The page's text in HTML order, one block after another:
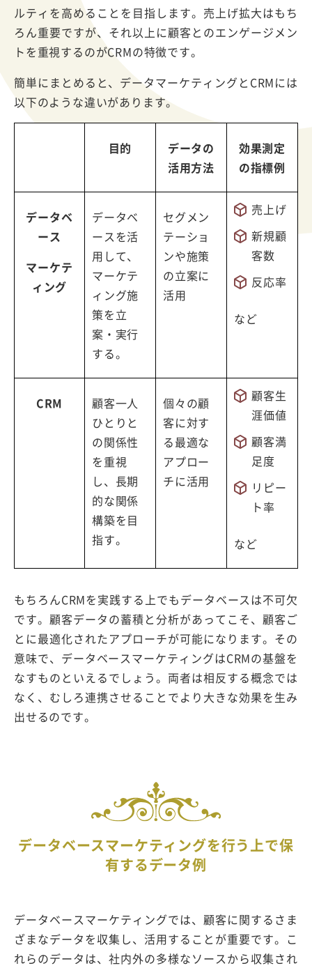
ルティを高めることを目指します。売上げ拡大はもち
ろん重要ですが、それ以上に顧客とのエンゲージメン
トを重視するのがCRMの特徴です。
簡単にまとめると、データマーケティングとCRMには
以下のような違いがあります。
目的
データの
活用方法
効果測定
の指標例
データベ
ース
マーケテ
ィング
データベ
ースを活
用して、
マーケテ
ィング施
策を立
案・実行
する。
セグメン
テーショ
ンや施策
の立案に
活用
売上げ
新規顧
客数
反応率
など
CRM
顧客一人
ひとりと
の関係性
を重視
し、長期
的な関係
構築を目
指す。
個々の顧
客に対す
る最適な
アプロー
チに活用
顧客生
涯価値
顧客満
足度
リピー
ト率
など
もちろんCRMを実践する上でもデータベースは不可欠
です。顧客データの蓄積と分析があってこそ、顧客ご
とに最適化されたアプローチが可能になります。その
意味で、データベースマーケティングはCRMの基盤を
なすものといえるでしょう。両者は相反する概念では
なく、むしろ連携させることでより大きな効果を生み
出せるのです。
データベースマーケティングを行う上で保
有するデータ例
データベースマーケティングでは、顧客に関するさま
ざまなデータを収集し、活用することが重要です。こ
れらのデータは、社内外の多様なソースから収集され